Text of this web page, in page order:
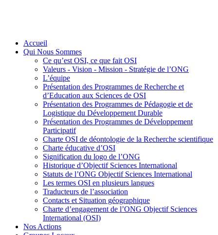
Accueil
Qui Nous Sommes
Ce qu’est OSI, ce que fait OSI
Valeurs - Vision - Mission - Stratégie de l’ONG
L’équipe
Présentation des Programmes de Recherche et
d’Education aux Sciences de OSI
Présentation des Programmes de Pédagogie et de
Logistique du Développement Durable
Présentation des Programmes de Développement
Participatif
Charte OSI de déontologie de la Recherche scientifique
Charte éducative d’OSI
Signification du logo de l’ONG
Historique d’Objectif Sciences International
Statuts de l’ONG Objectif Sciences International
Les termes OSI en plusieurs langues
Traducteurs de l’association
Contacts et Situation géographique
Charte d’engagement de l’ONG Objectif Sciences
International (OSI)
Nos Actions